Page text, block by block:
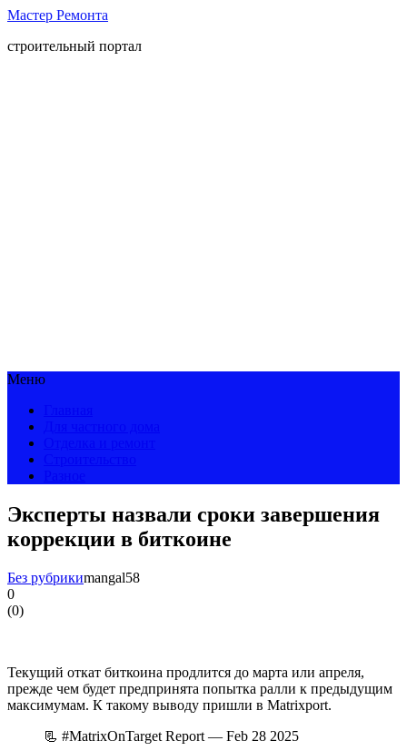
Мастер Ремонта
строительный портал
Меню
Эксперты назвали сроки завершения
коррекции в биткоине
Без рубрикиmangal58
0
(0)
Текущий откат биткоина продлится до марта или апреля,
прежде чем будет предпринята попытка ралли к предыдущим
максимумам. К такому выводу пришли в Matrixport.
📃 #MatrixOnTarget Report — Feb 28 2025